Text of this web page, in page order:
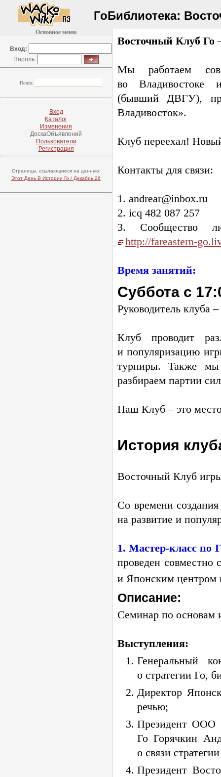
ГоБиблиотека:
Основное меню
Вход:
Пароль:
Поиск:
Вход
Каталог
Изменения
ДоскаОбъявлений
Пользователи
Регистрация
Страницы, ссылающиеся на данную:
Этот День В Истории Го / Декабрь 26
Восточный Клуб Го
Мы работаем
во Владивостоке
(бывший ДВГУ),
Владивосток».
Клуб переехал!
Контакты для связи:
1. andrear@inbox.ru
2. icq 482 087 257
3. Сообщество
http://fareastern-go
Время занятий:
Суббота с
Руководитель клуба
Клуб проводит
и популяризацию
турниры. Также мы
разбираем партии
Наш Клуб – это
История
Восточный Клуб
Со времени
на развитие и
1.Мастер-класс по
проведен совместно
и Японским центром
Описание:
Семинар по основам
Выступления:
Генеральный
о стратегии Го,
Директор
речью;
Президент ООО
Го Горячкин
о связи
Президент